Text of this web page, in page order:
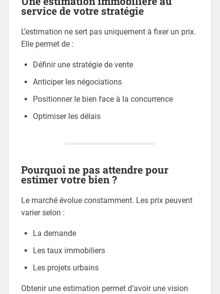
service de votre stratégie
L’estimation ne sert pas uniquement à fixer un prix.
Elle permet de :
Définir une stratégie de vente
Anticiper les négociations
Positionner le bien face à la concurrence
Optimiser les délais
Pourquoi ne pas attendre pour
estimer votre bien ?
Le marché évolue constamment. Les prix peuvent
varier selon :
La demande
Les taux immobiliers
Les projets urbains
Obtenir une estimation permet d’avoir une vision